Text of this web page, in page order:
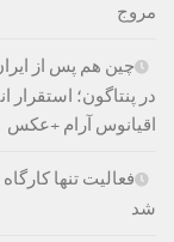
مروج
چین هم پس از
اقیانوس آرام +عکس
فعالیت تنها
شد